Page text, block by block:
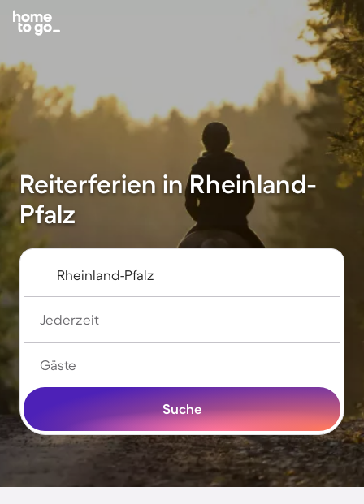
Reiterferien in Rheinland-
Pfalz
Jederzeit
Gäste
Suche